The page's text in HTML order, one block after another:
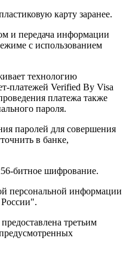
карту заранее.
и передача информации
с использованием
технологию
платежей Verified By Visa
платежа также
пароля.
паролей для совершения
в банке,
битное шифрование.
персональной информации
третьим